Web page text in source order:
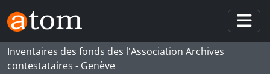
Skip to main content
Inventaires des fonds des l'Association Archives
contestataires - Genève